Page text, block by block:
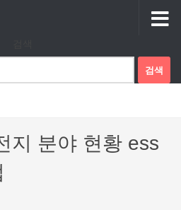
색:
지 분야 현황 ess